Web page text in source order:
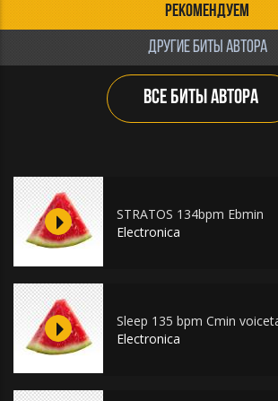
РЕКОМЕНДУЕМ
ДРУГИЕ БИТЫ АВТОРА
ВСЕ БИТЫ АВТОРА
STRATOS 134bpm Ebmin
Electronica
Sleep 135 bpm Cmin
Electronica